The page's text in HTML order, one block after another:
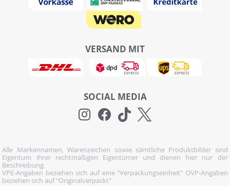
VERSAND MIT
SOCIAL MEDIA
Alle Markennamen, Warenzeichen sowie sämtliche Produktbilder sind
Eigentum ihrer rechtmäßigen Eigentümer und dienen hier nur der
Beschreibung.
VPE-Angaben beziehen sich auf eine "Verpackungseinheit" OVP-Angaben
beziehen sich auf "Originalverpackt"